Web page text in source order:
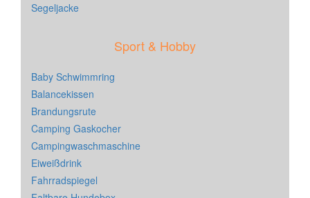
Segeljacke
Sport & Hobby
Baby Schwimmring
Balancekissen
Brandungsrute
Camping Gaskocher
Campingwaschmaschine
Eiweißdrink
Fahrradspiegel